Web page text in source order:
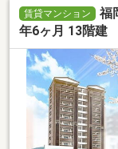
賃貸マンション
福
年6ヶ月 13階建